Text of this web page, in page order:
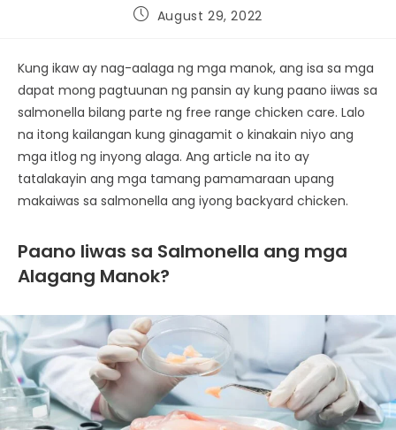
August 29, 2022
Kung ikaw ay nag-aalaga ng mga manok, ang isa sa mga
dapat mong pagtuunan ng pansin ay kung paano iiwas sa
salmonella bilang parte ng free range chicken care. Lalo
na itong kailangan kung ginagamit o kinakain niyo ang
mga itlog ng inyong alaga. Ang article na ito ay
tatalakayin ang mga tamang pamamaraan upang
makaiwas sa salmonella ang iyong backyard chicken.
Paano Iiwas sa Salmonella ang mga
Alagang Manok?